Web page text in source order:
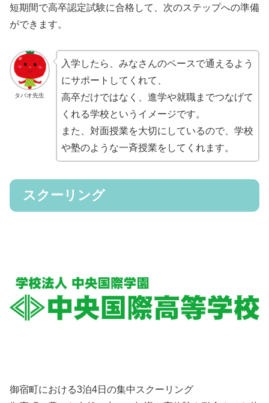
短期間で高卒認定試験に合格して、次のステップへの準備
ができます。
タバオ先生
入学したら、みなさんのペースで通えるよう
にサポートしてくれて、
高卒だけではなく、進学や就職までつなげて
くれる学校というイメージです。
また、対面授業を大切にしているので、学校
や塾のような一斉授業をしてくれます。
スクーリング
御宿町における3泊4日の集中スクーリング